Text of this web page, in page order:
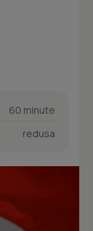
60 minute
redusa